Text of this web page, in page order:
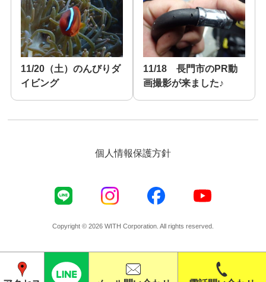
11/20（土）のんびりダ
イビング
11/18 長門市のPR動
画撮影が来ました♪
個人情報保護方針
Copyright © 2026 WITH Corporation. All rights reserved.